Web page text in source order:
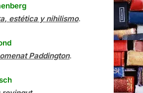
estética y nihilismo.
Paddington.